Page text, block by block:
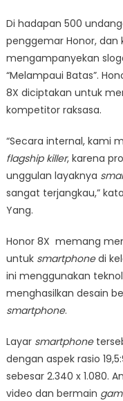
Di hadapan 500
penggemar Honor, dan
mengampanyekan
“Melampaui Batas”.
8X diciptakan untuk
kompetitor raksasa.
“Secara internal, kami
flagship killer, karena
unggulan layaknya
sangat terjangkau,”
Yang.
Honor 8X memang
untuk smartphonedi
ini menggunakan
menghasilkan desain
smartphone.
Layar smartphone
dengan aspek rasio
sebesar 2.340 x 1.080.
video dan bermain